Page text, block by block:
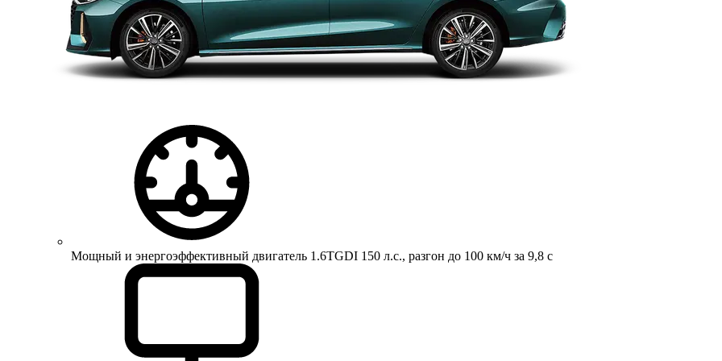
Мощный и энергоэффективный двигатель 1.6TGDI 150 л.с., разгон до 100 км/ч за 9,8 с